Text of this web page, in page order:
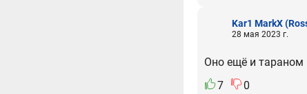
Kar1 MarkX
28 мая 2023 г.
Оно ещё и тараном
7
0